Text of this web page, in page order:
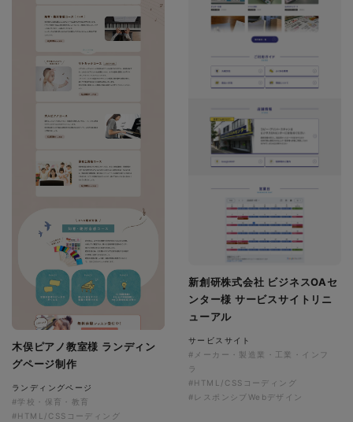
新創研株式会社 ビジネスOAセ
ンター様 サービスサイトリニ
ューアル
サービスサイト
#メーカー・製造業・工業・インフ
ラ
#HTML/CSSコーディング
#レスポンシブWebデザイン
木俣ピアノ教室様 ランディン
グページ制作
ランディングページ
#学校・保育・教育
#HTML/CSSコーディング